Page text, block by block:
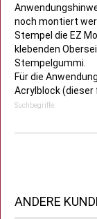
noch montiert
Stempel die EZ
klebenden
Stempelgummi.
Für die
Acrylblock
Suchbegriffe:
ANDERE